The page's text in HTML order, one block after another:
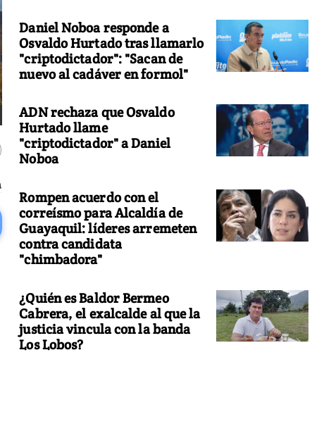
Daniel Noboa responde a
Osvaldo Hurtado tras llamarlo
"criptodictador": "Sacan de
nuevo al cadáver en formol"
ADN rechaza que Osvaldo
Hurtado llame
"criptodictador" a Daniel
Noboa
Rompen acuerdo con el
correísmo para Alcaldía de
Guayaquil: líderes arremeten
contra candidata
"chimbadora"
¿Quién es Baldor Bermeo
Cabrera, el exalcalde al que la
justicia vincula con la banda
Los Lobos?